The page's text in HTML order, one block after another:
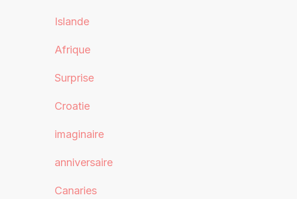
Islande
Afrique
Surprise
Croatie
imaginaire
anniversaire
Canaries